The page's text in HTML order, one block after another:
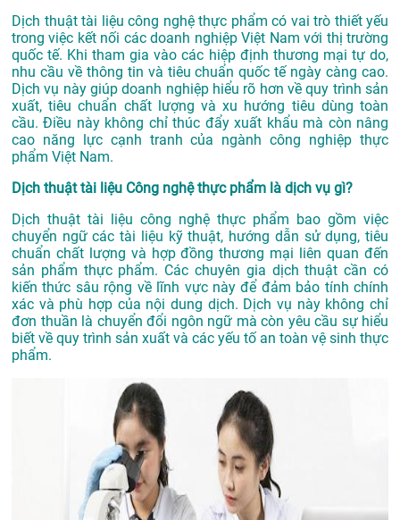
Dịch thuật tài liệu công nghệ thực phẩm có vai trò thiết yếu
trong việc kết nối các doanh nghiệp Việt Nam với thị trường
quốc tế. Khi tham gia vào các hiệp định thương mại tự do,
nhu cầu về thông tin và tiêu chuẩn quốc tế ngày càng cao.
Dịch vụ này giúp doanh nghiệp hiểu rõ hơn về quy trình sản
xuất, tiêu chuẩn chất lượng và xu hướng tiêu dùng toàn
cầu. Điều này không chỉ thúc đẩy xuất khẩu mà còn nâng
cao năng lực cạnh tranh của ngành công nghiệp thực
phẩm Việt Nam.
Dịch thuật tài liệu Công nghệ thực phẩm là dịch vụ gì?
Dịch thuật tài liệu công nghệ thực phẩm bao gồm việc
chuyển ngữ các tài liệu kỹ thuật, hướng dẫn sử dụng, tiêu
chuẩn chất lượng và hợp đồng thương mại liên quan đến
sản phẩm thực phẩm. Các chuyên gia dịch thuật cần có
kiến thức sâu rộng về lĩnh vực này để đảm bảo tính chính
xác và phù hợp của nội dung dịch. Dịch vụ này không chỉ
đơn thuần là chuyển đổi ngôn ngữ mà còn yêu cầu sự hiểu
biết về quy trình sản xuất và các yếu tố an toàn vệ sinh thực
phẩm.